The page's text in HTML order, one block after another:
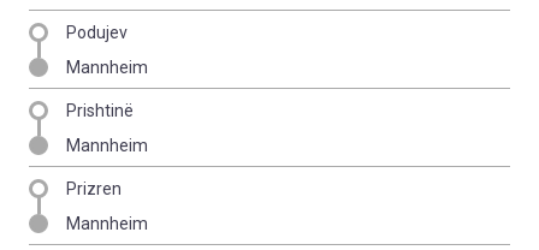
Podujev
Mannheim
Prishtinë
Mannheim
Prizren
Mannheim